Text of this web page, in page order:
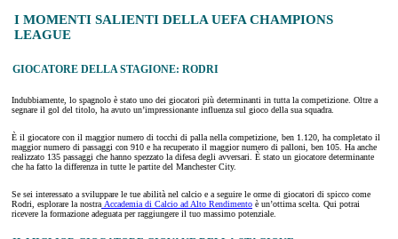
I MOMENTI SALIENTI DELLA UEFA CHAMPIONS
LEAGUE
GIOCATORE DELLA STAGIONE: RODRI
Indubbiamente, lo spagnolo è stato uno dei giocatori più determinanti in tutta la competizione. Oltre a
segnare il gol del titolo, ha avuto un’impressionante influenza sul gioco della sua squadra.
È il giocatore con il maggior numero di tocchi di palla nella competizione, ben 1.120, ha completato il
maggior numero di passaggi con 910 e ha recuperato il maggior numero di palloni, ben 105. Ha anche
realizzato 135 passaggi che hanno spezzato la difesa degli avversari. È stato un giocatore determinante
che ha fatto la differenza in tutte le partite del Manchester City.
Se sei interessato a sviluppare le tue abilità nel calcio e a seguire le orme di giocatori di spicco come
Rodri, esplorare la nostra Accademia di Calcio ad Alto Rendimento è un’ottima scelta. Qui potrai
ricevere la formazione adeguata per raggiungere il tuo massimo potenziale.